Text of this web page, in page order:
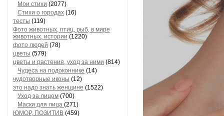
Мои стихи (2077)
Стихи о городах (16)
тесты (119)
Фото животных, птиц, рыб, в мире
животных, истории (1220)
фото людей (78)
цветы (579)
цветы и растения, уход за ними (814)
Чудеса на подоконнике (14)
чудотворные иконы (12)
это надо знать женщине (1522)
Уход за лицом (700)
Маски для лица (271)
ЮМОР, ПОЗИТИВ (459)